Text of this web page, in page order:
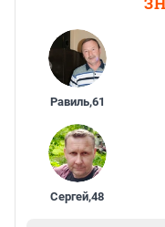
Равиль,61
Сергей,48